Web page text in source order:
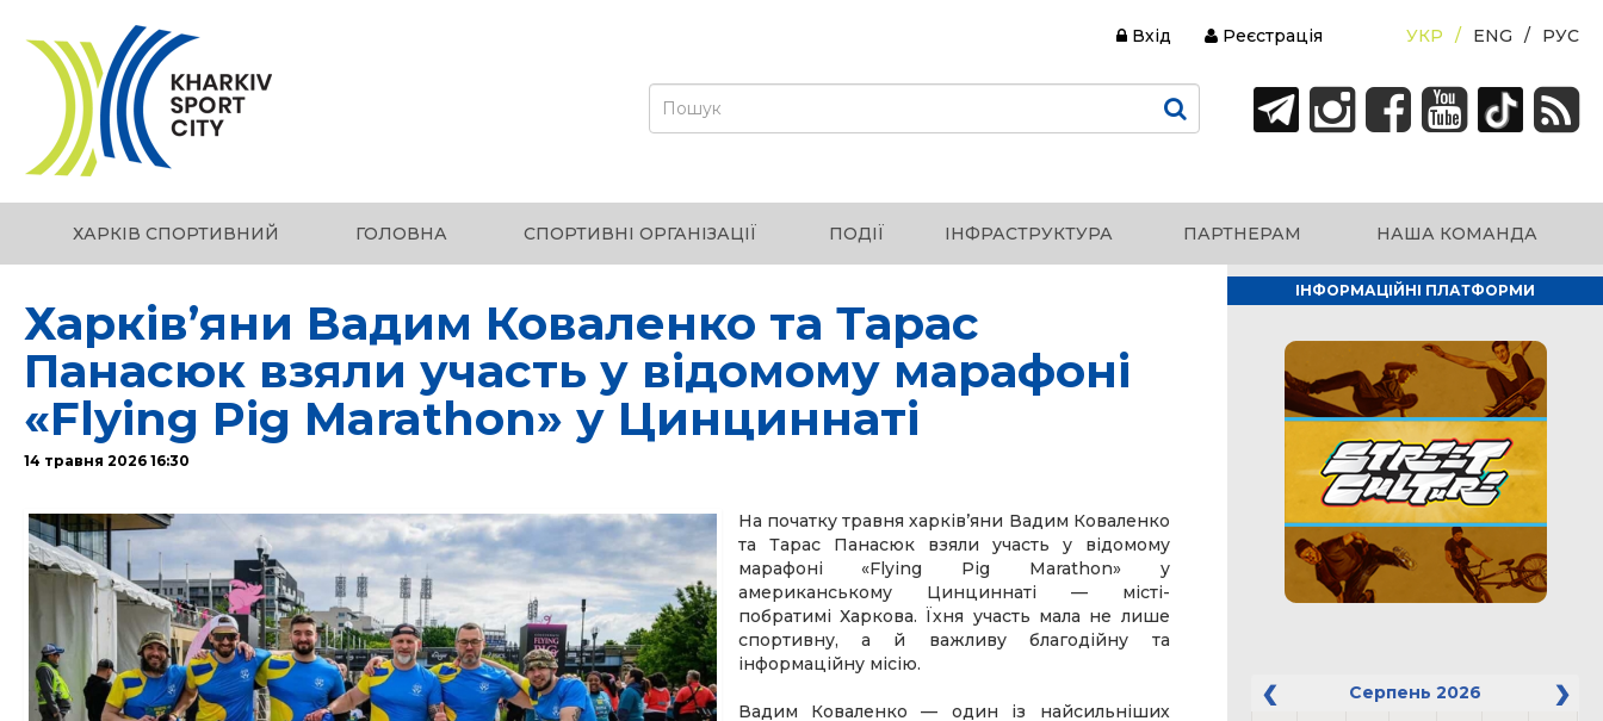
РУС
ENG
УКР
Реєстрація
Вхід
ХАРКІВ СПОРТИВНИЙ ГОЛОВНА СПОРТИВНІ ОРГАНІЗАЦІЇ ПОДІЇ ІНФРАСТРУКТУРА ПАРТНЕРАМ НАША КОМАНДА
Харків’яни Вадим Коваленко та Тарас
Панасюк взяли участь у відомому марафоні
«Flying Pig Marathon» у Цинциннаті
14 травня 2026 16:30
На початку травня харків’яни Вадим Коваленко
та Тарас Панасюк взяли участь у відомому
марафоні «Flying Pig Marathon» у
американському Цинциннаті — місті-
побратимі Харкова. Їхня участь мала не лише
спортивну, а й важливу благодійну та
інформаційну місію.
Вадим Коваленко — один із найсильніших
ІНФОРМАЦІЙНІ ПЛАТФОРМИ
Серпень 2026